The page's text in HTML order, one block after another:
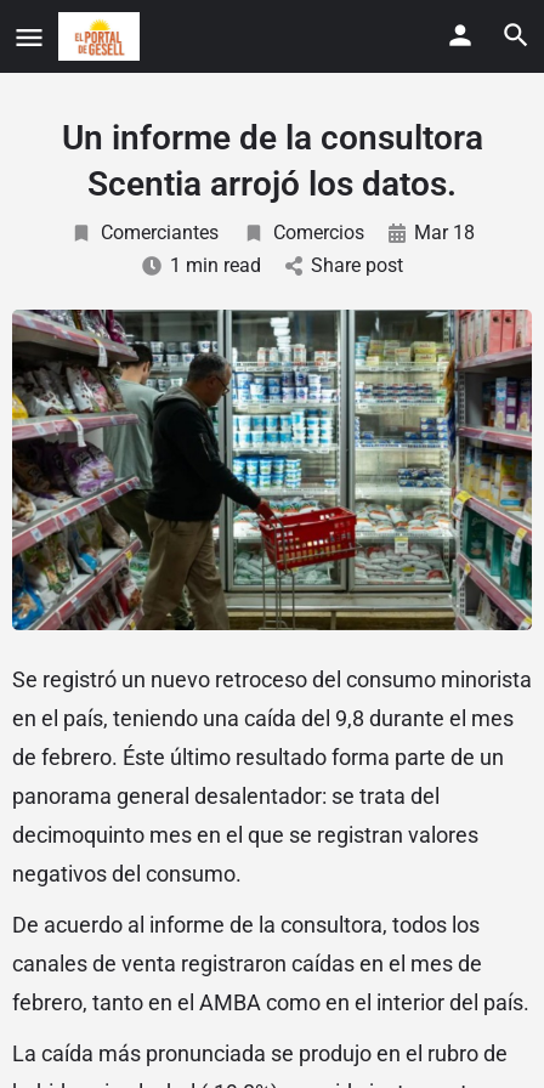
Un informe de la consultora
Scentia arrojó los datos.
Comerciantes Comercios
Mar 18
1 min read
Share post
Se registró un nuevo retroceso del consumo minorista
en el país, teniendo una caída del 9,8 durante el mes
de febrero. Éste último resultado forma parte de un
panorama general desalentador: se trata del
decimoquinto mes en el que se registran valores
negativos del consumo.
De acuerdo al informe de la consultora, todos los
canales de venta registraron caídas en el mes de
febrero, tanto en el AMBA como en el interior del país.
La caída más pronunciada se produjo en el rubro de